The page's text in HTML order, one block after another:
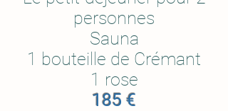
personnes
Sauna
1 bouteille de Crémant
1 rose
185 €